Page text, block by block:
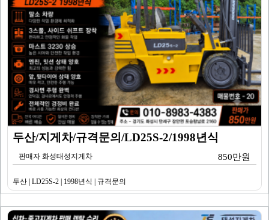
두산/지게차/규격문의/LD25S-2/1998년식
판매자 화성태성지게차 850만원
두산 | LD25S-2 | 1998년식 | 규격문의